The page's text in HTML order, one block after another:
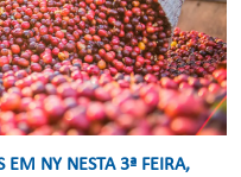
EM NY NESTA 3ª FEIRA,